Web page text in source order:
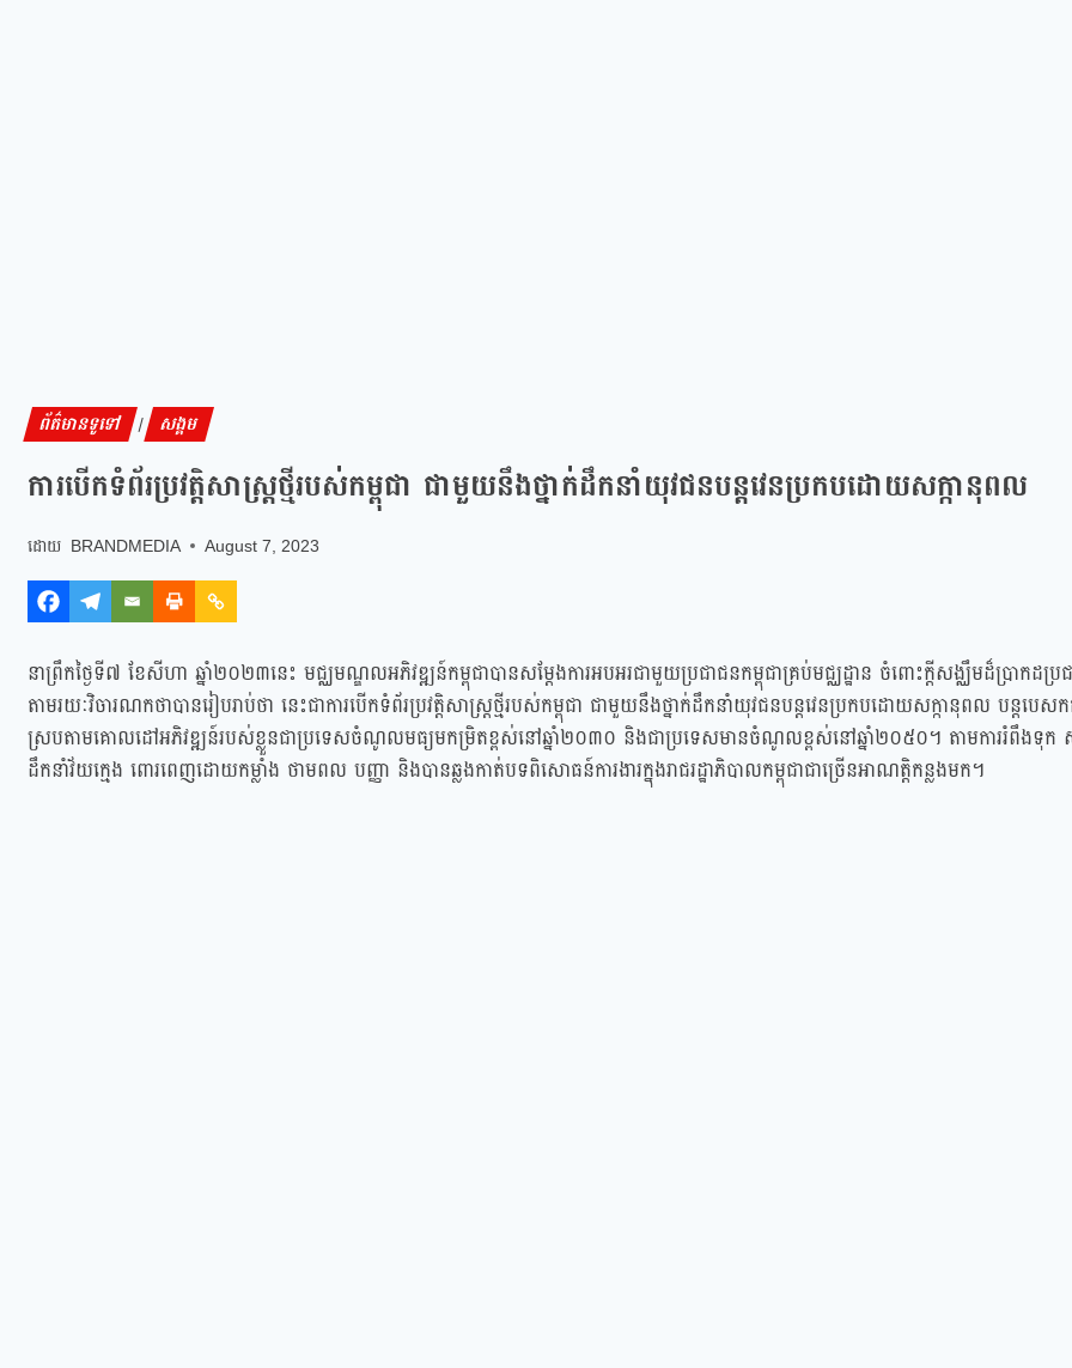
ព័ត៌មានទូទៅ | សង្គម
ការបើកទំព័រប្រវត្តិសាស្ត្រថ្មីរបស់កម្ពុជា ជាមួយនឹងថ្នាក់ដឹកនាំយុវជនបន្តវេនប្រកបដោយសក្កានុពល
BRANDMEDIA August 7, 2023
នាព្រឹកថ្ងៃទី៧ ខែសីហា ឆ្នាំ២០២៣នេះ មជ្ឈមណ្ឌលអភិវឌ្ឍន៍កម្ពុជាបានសម្ដែងការអបអរជាមួយប្រជាជនកម្ពុជាគ្រប់មជ្ឈដ្ឋាន ចំពោះក្តីសង្ឈឹមដ៏ប្រាកដប្រ
តាមរយៈវិចារណកថាបានរៀបរាប់ថា នេះជាការបើកទំព័រប្រវត្តិសាស្ត្រថ្មីរបស់កម្ពុជា ជាមួយនឹងថ្នាក់ដឹកនាំយុវជនបន្តវេនប្រកបដោយសក្កានុពល បន្តបេស
ស្របតាមគោលដៅអភិវឌ្ឍន៍របស់ខ្លួនជាប្រទេសចំណូលមធ្យមកម្រិតខ្ពស់នៅឆ្នាំ២០៣០ និងជាប្រទេសមានចំណូលខ្ពស់នៅឆ្នាំ២០៥០។ តាមការរំពឹងទុក សម
ដឹកនាំវ័យក្មេង ពោរពេញដោយកម្លាំង ថាមពល បញ្ញា និងបានឆ្លងកាត់បទពិសោធន៍ការងារក្នុងរាជរដ្ឋាភិបាលកម្ពុជាជាច្រើនអាណត្តិកន្លងមក។